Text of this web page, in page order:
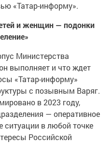
«Татар-информу».
и женщин — подонки
Министерства
выполняет и что ждет
«Татар-информу»
с позывным Варяг.
в 2023 году,
— оперативное
ситуации в любой точке
Российской